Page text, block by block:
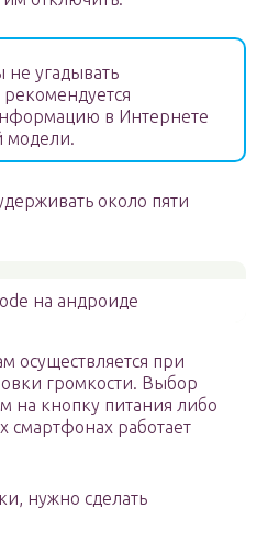
не угадывать
в Интернете
модели.
около пяти
на андроиде
осуществляется при
громкости. Выбор
на кнопку питания либо
смартфонах работает
нужно сделать